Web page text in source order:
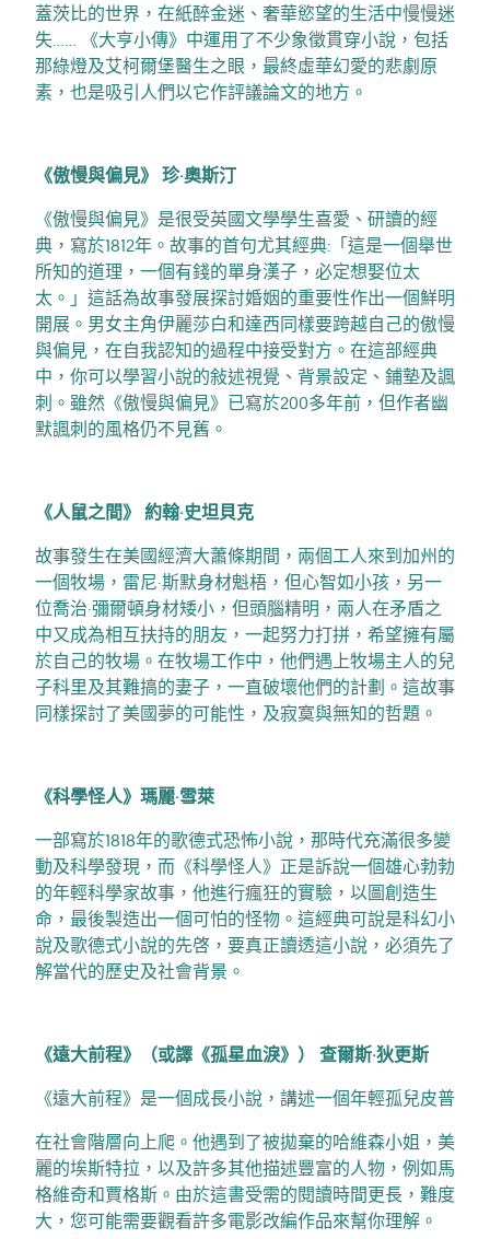
蓋茨比的世界，在紙醉金迷、奢華慾望的生活中慢慢迷
失…… 《大亨小傳》中運用了不少象徵貫穿小說，包括
那綠燈及艾柯爾堡醫生之眼，最終虛華幻愛的悲劇原
素，也是吸引人們以它作評議論文的地方。
《傲慢與偏見》 珍·奧斯汀
《傲慢與偏見》是很受英國文學學生喜愛、研讀的經
典，寫於1812年。故事的首句尤其經典:「這是一個舉世
所知的道理，一個有錢的單身漢子，必定想娶位太
太。」這話為故事發展探討婚姻的重要性作出一個鮮明
開展。男女主角伊麗莎白和達西同樣要跨越自己的傲慢
與偏見，在自我認知的過程中接受對方。在這部經典
中，你可以學習小說的敍述視覺、背景設定、鋪墊及諷
刺。雖然《傲慢與偏見》已寫於200多年前，但作者幽
默諷刺的風格仍不見舊。
《人鼠之間》 約翰·史坦貝克
故事發生在美國經濟大蕭條期間，兩個工人來到加州的
一個牧場，雷尼·斯默身材魁梧，但心智如小孩，另一
位喬治·彌爾頓身材矮小，但頭腦精明，兩人在矛盾之
中又成為相互扶持的朋友，一起努力打拼，希望擁有屬
於自己的牧場。在牧場工作中，他們遇上牧場主人的兒
子科里及其難搞的妻子，一直破壞他們的計劃。這故事
同樣探討了美國夢的可能性，及寂寞與無知的哲題。
《科學怪人》瑪麗·雪萊
一部寫於1818年的歌德式恐怖小說，那時代充滿很多變
動及科學發現，而《科學怪人》正是訴說一個雄心勃勃
的年輕科學家故事，他進行瘋狂的實驗，以圖創造生
命，最後製造出一個可怕的怪物。這經典可說是科幻小
說及歌德式小說的先啓，要真正讀透這小說，必須先了
解當代的歷史及社會背景。
《遠大前程》（或譯《孤星血淚》） 查爾斯·狄更斯
《遠大前程》是一個成長小說，講述一個年輕孤兒皮普
在社會階層向上爬。他遇到了被拋棄的哈維森小姐，美
麗的埃斯特拉，以及許多其他描述豐富的人物，例如馬
格維奇和賈格斯。由於這書受需的閱讀時間更長，難度
大，您可能需要觀看許多電影改編作品來幫你理解。